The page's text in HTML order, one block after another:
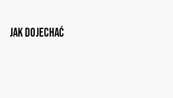
Jak dojechać